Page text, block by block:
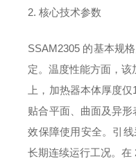
2. 核心技术参数
SSAM2305 的基本规
定。温度性能方面，该
上，加热器本体厚度仅
贴合平面、曲面及异
效保障使用安全。引
长期连续运行工况。